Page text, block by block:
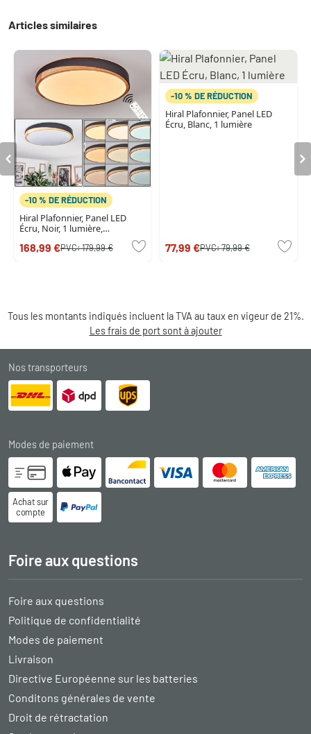
Articles similaires
-10 % DE RÉDUCTION
Hiral Plafonnier, Panel LED
Écru, Noir, 1 lumière,
168,99 €PVC:179,99 €
-10 % DE RÉDUCTION
Hiral Plafonnier, Panel LED
Écru, Blanc, 1 lumière
77,99 €PVC:79,99 €
Tous les montants indiqués incluent la TVA au taux en vigeur de 21%.
Les frais de port sont à ajouter
Nos transporteurs
Modes de paiement
Achat sur
compte
Foire aux questions
Foire aux questions
Politique de confidentialité
Modes de paiement
Livraison
Directive Européenne sur les batteries
Conditons générales de vente
Droit de rétractation